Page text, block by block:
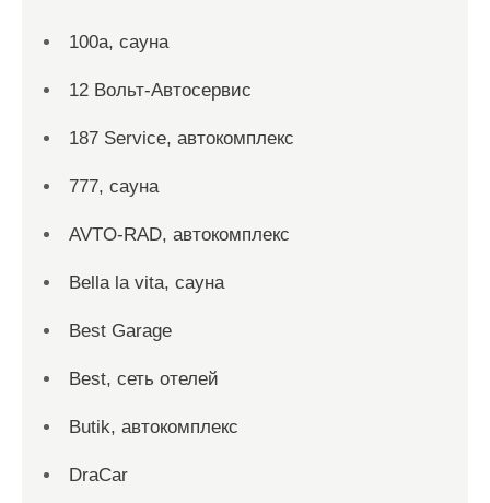
100а, сауна
12 Вольт-Автосервис
187 Service, автокомплекс
777, сауна
AVTO-RAD, автокомплекс
Bella la vita, сауна
Best Garage
Best, сеть отелей
Butik, автокомплекс
DraCar